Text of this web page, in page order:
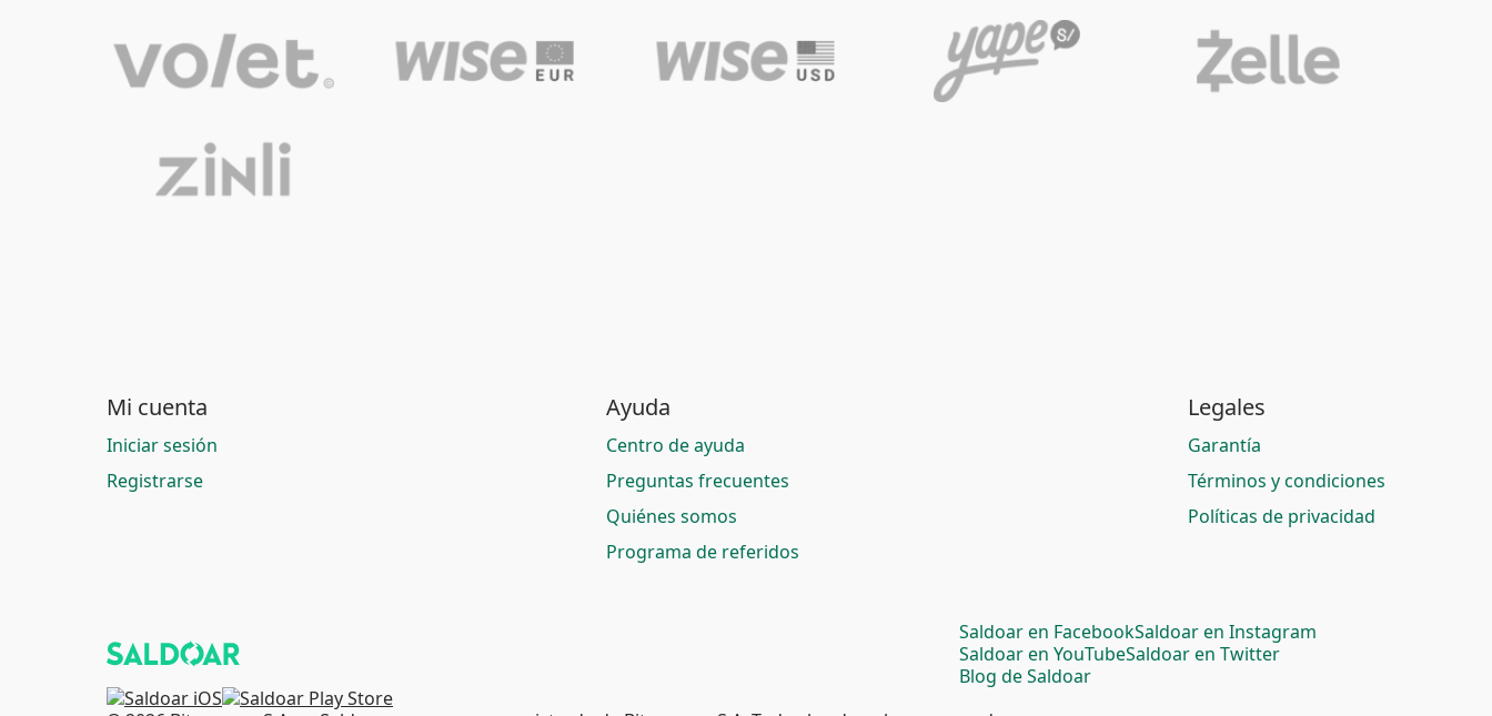
Mi cuenta
Iniciar sesión
Registrarse
Ayuda
Centro de ayuda
Preguntas frecuentes
Quiénes somos
Programa de referidos
Legales
Garantía
Términos y condiciones
Políticas de privacidad
Saldoar en FacebookSaldoar en Instagram
Saldoar en YouTubeSaldoar en Twitter
Blog de Saldoar